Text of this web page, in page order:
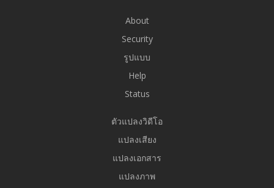
About
Security
รูปแบบ
Help
Status
ตัวแปลงวิดีโอ
แปลงเสียง
แปลงเอกสาร
แปลงภาพ